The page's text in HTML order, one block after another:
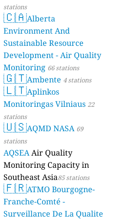
stations
🇨🇦Alberta
Environment And
Sustainable Resource
Development - Air Quality
Monitoring 66 stations
🇬🇹Ambente 4 stations
🇱🇹Aplinkos
Monitoringas Vilniaus 22
stations
🇺🇸AQMD NASA 69
stations
AQSEAAir Quality
Monitoring Capacity in
Southeast Asia85 stations
🇫🇷ATMO Bourgogne-
Franche-Comté -
Surveillance De La Qualite